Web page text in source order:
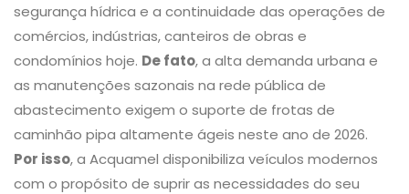
segurança hídrica e a continuidade das operações de
comércios, indústrias, canteiros de obras e
condomínios hoje. De fato, a alta demanda urbana e
as manutenções sazonais na rede pública de
abastecimento exigem o suporte de frotas de
caminhão pipa altamente ágeis neste ano de 2026.
Por isso, a Acquamel disponibiliza veículos modernos
com o propósito de suprir as necessidades do seu